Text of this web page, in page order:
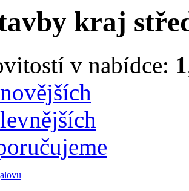
kraj
v nabídce: 1